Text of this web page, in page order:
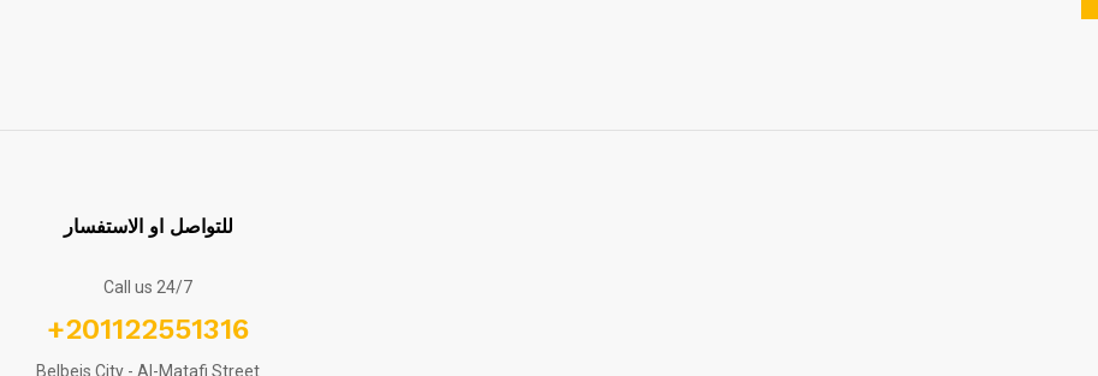
للتواصل او الاستفسار
Call us 24/7
+201122551316
Belbeis City - Al-Matafi Street